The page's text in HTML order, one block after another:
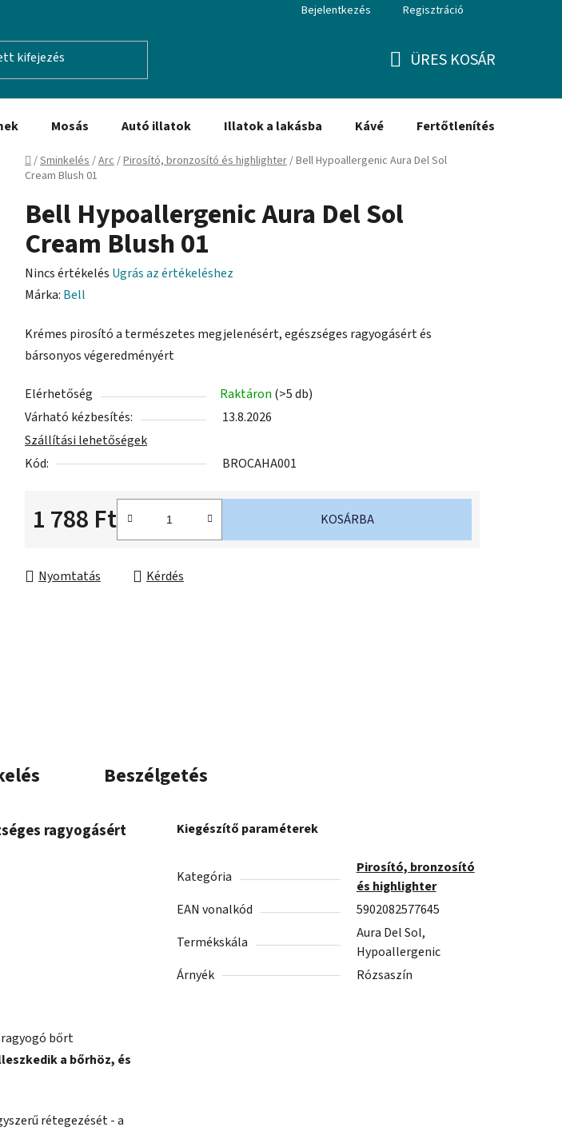
Bejelentkezés Regisztráció
ÜRES KOSÁR
Mosás Autó illatok Illatok a lakásba Kávé Fertőtlenítés
Kezdőlap
/Sminkelés/Arc/Pirosító, bronzosító és highlighter/Bell Hypoallergenic Aura Del Sol
Cream Blush 01
Bell Hypoallergenic Aura Del Sol
Cream Blush 01
A
termék
értékelése
5-
0,0
csillag.
Nincs értékelés Ugrás az értékeléshez
Márka: Bell
Krémes pirosító a természetes megjelenésért, egészséges ragyogásért és
bársonyos végeredményért
Elérhetőség Raktáron (>5 db)
Várható kézbesítés:
13.8.2026
Szállítási lehetőségek
Kód:
BROCAHA001
1 788 Ft KOSÁRBA
Nyomtatás Kérdés
Beszélgetés
ragyogásért
ragyogó bőrt
a bőrhöz, és
rétegezését - a
Kiegészítő paraméterek
Kategória
Pirosító, bronzosító
és highlighter
EAN vonalkód
5902082577645
Termékskála
Aura Del Sol,
Hypoallergenic
Árnyék
Rózsaszín